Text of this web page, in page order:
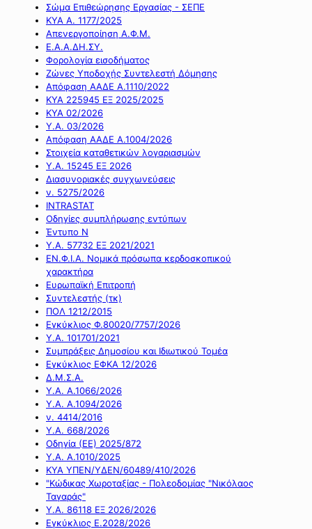
Σώμα Επιθεώρησης Εργασίας - ΣΕΠΕ
ΚΥΑ Α. 1177/2025
Απενεργοποίηση Α.Φ.Μ.
Ε.Α.Α.ΔΗ.ΣΥ.
Φορολογία εισοδήματος
Ζώνες Υποδοχής Συντελεστή Δόμησης
Απόφαση ΑΑΔΕ Α.1110/2022
ΚΥΑ 225945 ΕΞ 2025/2025
ΚΥΑ 02/2026
Υ.Α. 03/2026
Απόφαση ΑΑΔΕ Α.1004/2026
Στοιχεία καταθετικών λογαριασμών
Υ.Α. 15245 ΕΞ 2026
Διασυνοριακές συγχωνεύσεις
ν. 5275/2026
INTRASTAT
Οδηγίες συμπλήρωσης εντύπων
Έντυπο Ν
Υ.Α. 57732 ΕΞ 2021/2021
ΕΝ.Φ.Ι.Α. Νομικά πρόσωπα κερδοσκοπικού
χαρακτήρα
Ευρωπαϊκή Επιτροπή
Συντελεστής (τκ)
ΠΟΛ 1212/2015
Εγκύκλιος Φ.80020/7757/2026
Υ.Α. 101701/2021
Συμπράξεις Δημοσίου και Ιδιωτικού Τομέα
Εγκύκλιος ΕΦΚΑ 12/2026
Δ.Μ.Σ.Α.
Υ.Α. Α.1066/2026
Υ.Α. Α.1094/2026
ν. 4414/2016
Y.A. 668/2026
Οδηγία (ΕΕ) 2025/872
Υ.Α. Α.1010/2025
ΚΥΑ ΥΠΕΝ/ΥΔΕΝ/60489/410/2026
"Κώδικας Χωροταξίας - Πολεοδομίας "Νικόλαος
Ταγαράς"
Υ.Α. 86118 ΕΞ 2026/2026
Εγκύκλιος Ε.2028/2026